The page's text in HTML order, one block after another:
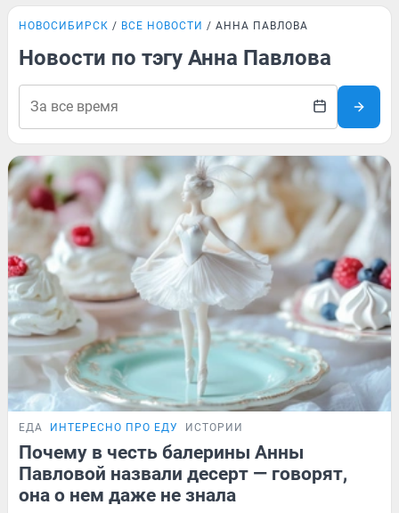
НОВОСИБИРСК ВСЕ НОВОСТИ АННА ПАВЛОВА
Новости по тэгу Анна Павлова
ЕДА ИНТЕРЕСНО ПРО ЕДУ ИСТОРИИ
Почему в честь балерины Анны
Павловой назвали десерт — говорят,
она о нем даже не знала